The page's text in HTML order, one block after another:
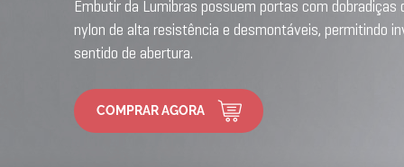
Embutir da Lumibras possuem portas com dobradiças
nylon de alta resistência e desmontáveis, permitindo
sentido de abertura.
COMPRAR AGORA